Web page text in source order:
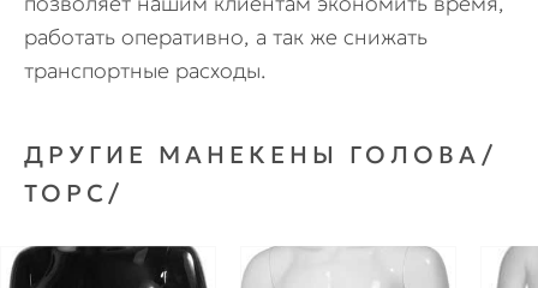
работать оперативно, а так же снижать
транспортные расходы.
ДРУГИЕ МАНЕКЕНЫ ГОЛОВА/
ТОРС/